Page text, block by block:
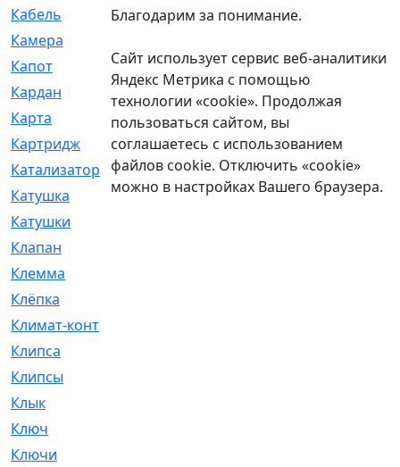
Кабель
[50]
Камера
Капот
[144]
Кардан
Карта
[2]
Картридж
[250]
Катализатор
[1]
Катушка
[2]
Катушки
Клапан
Клемма
Клёпка
Климат-контроль
Клипса
Клипсы
Клык
Ключ
Ключи
Благодарим за понимание.
Сайт использует сервис веб-аналитики
Яндекс Метрика с помощью
технологии «cookie». Продолжая
пользоваться сайтом, вы
соглашаетесь с использованием
файлов cookie. Отключить «cookie»
можно в настройках Вашего браузера.